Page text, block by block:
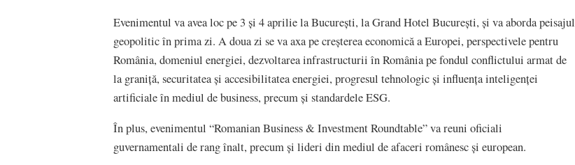
Evenimentul va avea loc pe 3 și 4 aprilie la București, la Grand Hotel București, și va aborda peisajul
geopolitic în prima zi. A doua zi se va axa pe creșterea economică a Europei, perspectivele pentru
România, domeniul energiei, dezvoltarea infrastructurii în România pe fondul conflictului armat de
la graniță, securitatea și accesibilitatea energiei, progresul tehnologic și influența inteligenței
artificiale în mediul de business, precum și standardele ESG.
În plus, evenimentul “Romanian Business & Investment Roundtable” va reuni oficiali
guvernamentali de rang înalt, precum și lideri din mediul de afaceri românesc și european.